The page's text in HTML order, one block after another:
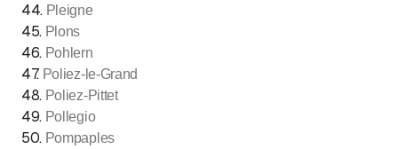
44. Pleigne
45. Plons
46. Pohlern
47. Poliez-le-Grand
48. Poliez-Pittet
49. Pollegio
50. Pompaples